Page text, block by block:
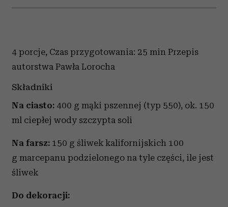
4 porcje, Czas przygotowania: 25 min Przepis
autorstwa Pawła Lorocha
Składniki
Na ciasto: 400 g mąki pszennej (typ 550), ok. 150
ml ciepłej wody szczypta soli
Na farsz: 150 g śliwek kalifornijskich 100
g marcepanu podzielonego na tyle części, ile jest
śliwek
Do dekoracji: